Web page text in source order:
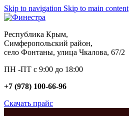
Skip to navigation Skip to main content
Республика Крым,
Симферопольский район,
село Фонтаны, улица Чкалова, 67/2
ПН -ПТ с 9:00 до 18:00
+7 (978) 100-66-96
Скачать прайс